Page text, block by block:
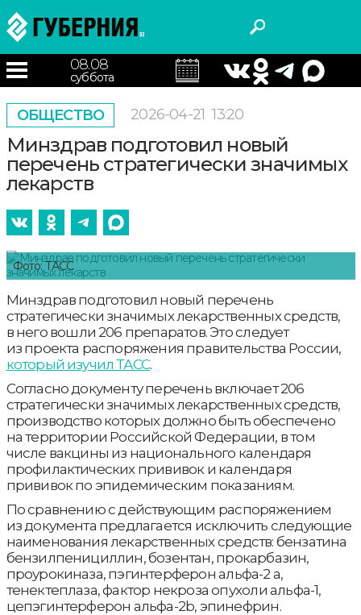
08.08
суббота
ОБЩЕСТВО 2026-04-21 13:20
Минздрав подготовил новый
перечень стратегически значимых
лекарств
Фото: ТАСС
Минздрав подготовил новый перечень
стратегически значимых лекарственных средств,
в него вошли 206 препаратов. Это следует
из проекта распоряжения правительства России,
который изучил ТАСС.
Согласно документу перечень включает 206
стратегически значимых лекарственных средств,
производство которых должно быть обеспечено
на территории Российской Федерации, в том
числе вакцины из национального календаря
профилактических прививок и календаря
прививок по эпидемическим показаниям.
По сравнению с действующим распоряжением
из документа предлагается исключить следующие
наименования лекарственных средств: бензатина
бензилпенициллин, бозентан, прокарбазин,
проурокиназа, пэгинтерферон альфа-2 а,
тенектеплаза, фактор некроза опухоли альфа-1,
цепэгинтерферон альфа-2b, эпинефрин.